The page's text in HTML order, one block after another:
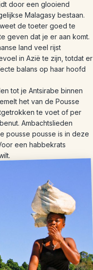
door een glooiend
Malagasy bestaan.
de toeter goed te
geven dat je er aan komt.
land veel rijst
in Azië te zijn, totdat er
balans op haar hoofd
tot je Antsirabe binnen
het van de Pousse
te voet of per
Ambachtslieden
pousse pousse is in deze
een habbekrats